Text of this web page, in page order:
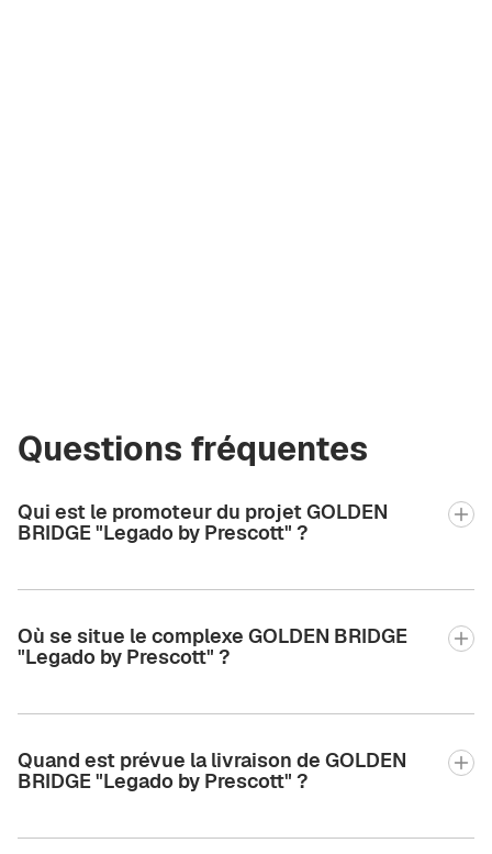
Questions fréquentes
Qui est le promoteur du projet GOLDEN
BRIDGE "Legado by Prescott" ?
Où se situe le complexe GOLDEN BRIDGE
"Legado by Prescott" ?
Quand est prévue la livraison de GOLDEN
BRIDGE "Legado by Prescott" ?